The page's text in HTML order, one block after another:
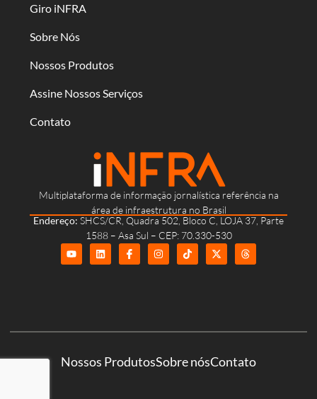
Multiplataforma de informação jornalística referência na
área de infraestrutura no Brasil
Endereço: SHCS/CR, Quadra 502, Bloco C, LOJA 37, Parte
1588 – Asa Sul – CEP: 70.330-530
Giro iNFRA
Sobre Nós
Nossos Produtos
Assine Nossos Serviços
Contato
Nossos ProdutosSobre nósContato